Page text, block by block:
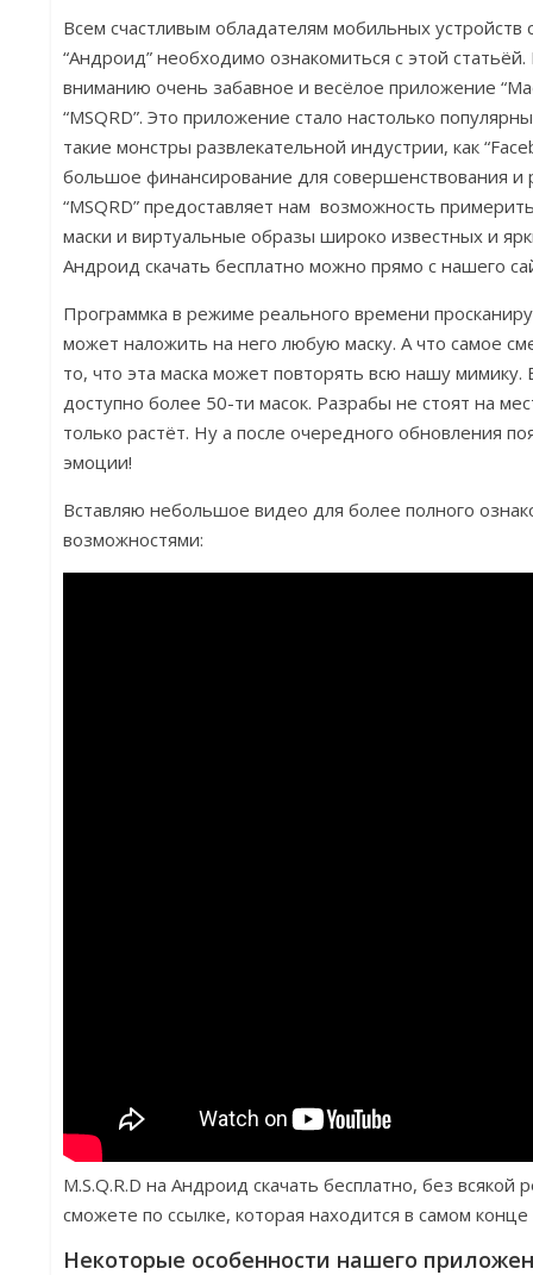
Всем счастливым обладателям мобильных устройств
“Андроид” необходимо ознакомиться с этой
вниманию очень забавное и весёлое приложение
“MSQRD”. Это приложение стало настолько
такие монстры развлекательной индустрии, как
большое финансирование для совершенствования и
“MSQRD” предоставляет нам возможность
маски и виртуальные образы широко известных и
Андроид скачать бесплатно можно прямо с нашего
Программка в режиме реального времени
может наложить на него любую маску. А что самое
то, что эта маска может повторять всю нашу
доступно более 50-ти масок. Разрабы не стоят на
только растёт. Ну а после очередного обновления
эмоции!
Вставляю небольшое видео для более полного
возможностями:
M.S.Q.R.D на Андроид скачать бесплатно, без
сможете по ссылке, которая находится в самом
Некоторые особенности нашего